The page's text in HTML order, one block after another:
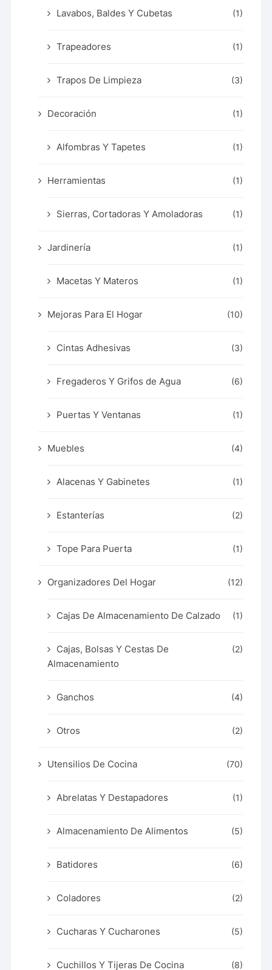
Lavabos, Baldes Y Cubetas (1)
Trapeadores (1)
Trapos De Limpieza (3)
Decoración (1)
Alfombras Y Tapetes (1)
Herramientas (1)
Sierras, Cortadoras Y Amoladoras (1)
Jardinería (1)
Macetas Y Materos (1)
Mejoras Para El Hogar (10)
Cintas Adhesivas (3)
Fregaderos Y Grifos de Agua (6)
Puertas Y Ventanas (1)
Muebles (4)
Alacenas Y Gabinetes (1)
Estanterías (2)
Tope Para Puerta (1)
Organizadores Del Hogar (12)
Cajas De Almacenamiento De Calzado (1)
Cajas, Bolsas Y Cestas De
Almacenamiento
(2)
Ganchos (4)
Otros (2)
Utensilios De Cocina (70)
Abrelatas Y Destapadores (1)
Almacenamiento De Alimentos (5)
Batidores (6)
Coladores (2)
Cucharas Y Cucharones (5)
Cuchillos Y Tijeras De Cocina (8)